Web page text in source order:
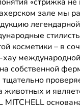
зале мы
косметики – в
хау
собственной
животных и